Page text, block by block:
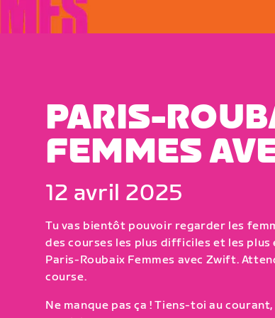
PARIS-
FEMMES
12 avril 2025
Tu vas bientôt pouvoir regarder les
des courses les plus difficiles et les plus
Paris-Roubaix Femmes avec Zwift.
course.
Ne manque pas ça ! Tiens-toi au